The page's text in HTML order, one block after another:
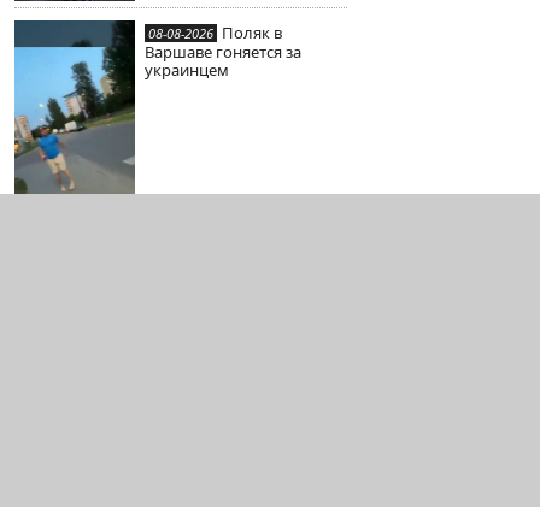
08-08-2026 Поляк в
Варшаве гоняется за
украинцем